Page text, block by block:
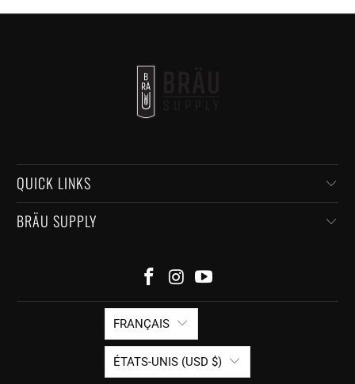
QUICK LINKS
BRÄU SUPPLY
FRANÇAIS
ÉTATS-UNIS (USD $)